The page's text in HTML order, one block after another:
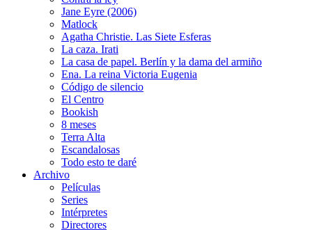
Jane Eyre (2006)
Matlock
Agatha Christie. Las Siete Esferas
La caza. Irati
La casa de papel. Berlín y la dama del armiño
Ena. La reina Victoria Eugenia
Código de silencio
El Centro
Bookish
8 meses
Terra Alta
Escandalosas
Todo esto te daré
Archivo
Películas
Series
Intérpretes
Directores